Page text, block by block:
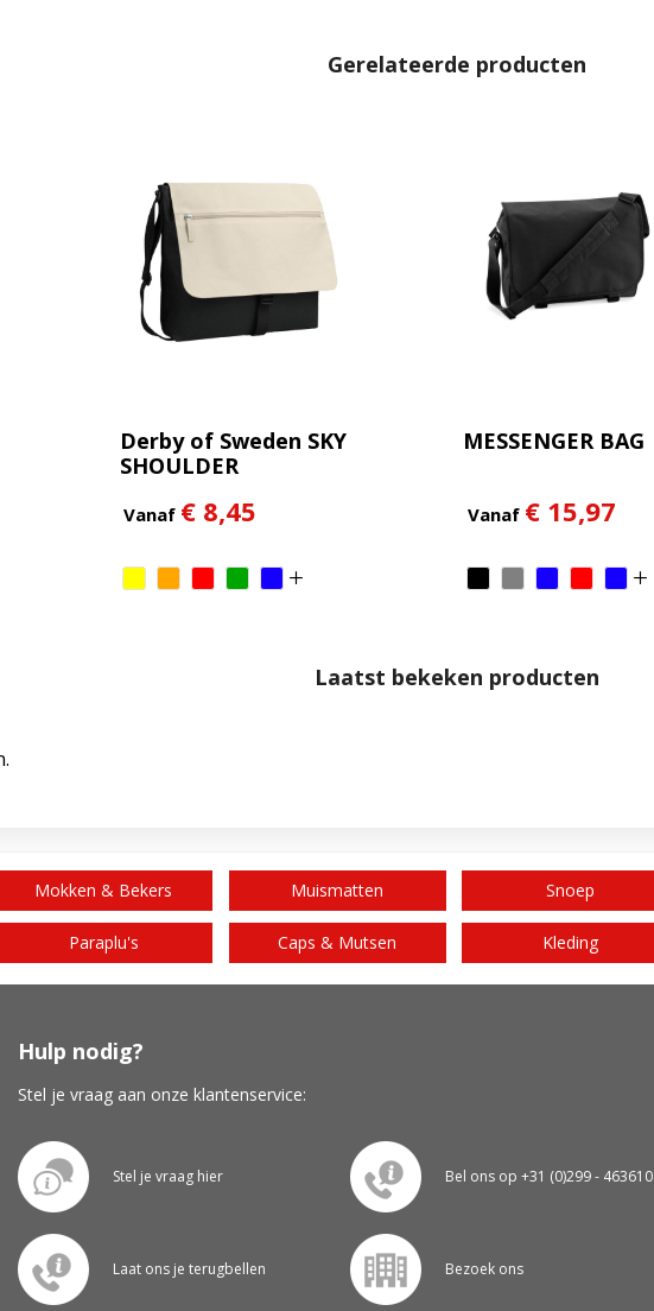
Gerelateerde producten
Derby of Sweden SKY
SHOULDER
Vanaf € 8,45
MESSENGER BAG
Vanaf € 15,97
Laatst bekeken producten
Mokken & Bekers Muismatten Snoep
Paraplu's Caps & Mutsen Kleding
Hulp nodig?
Stel je vraag aan onze klantenservice:
Stel je vraag hier Bel ons op +31 (0)299 - 463610
Laat ons je terugbellen Bezoek ons